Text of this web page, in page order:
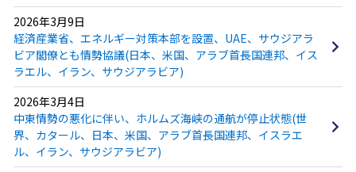
2026年3月9日
経済産業省、エネルギー対策本部を設置、UAE、サウジアラ
ビア閣僚とも情勢協議(日本、米国、アラブ首長国連邦、イス
ラエル、イラン、サウジアラビア)
2026年3月4日
中東情勢の悪化に伴い、ホルムズ海峡の通航が停止状態(世
界、カタール、日本、米国、アラブ首長国連邦、イスラエ
ル、イラン、サウジアラビア)